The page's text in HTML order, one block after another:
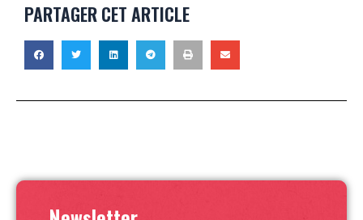
PARTAGER CET ARTICLE